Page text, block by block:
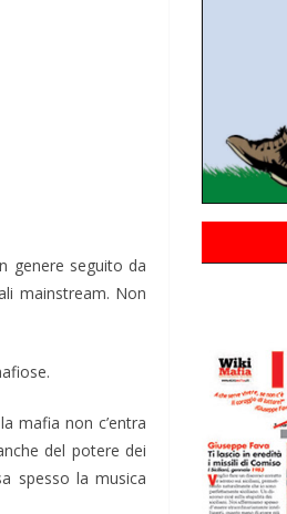
genere seguito da
mainstream. Non
mafia non c’entra
del potere dei
spesso la musica